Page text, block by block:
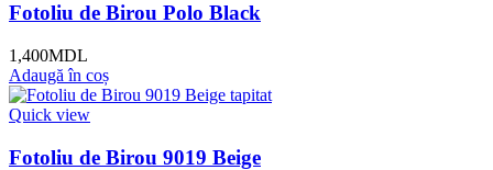
Fotoliu de Birou Polo Black
1,400MDL
Adaugă în coș
Quick view
Fotoliu de Birou 9019 Beige